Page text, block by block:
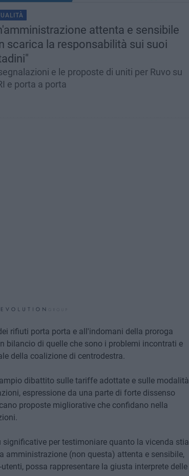
attenta e sensibile
scarica la responsabilità sui suoi
e le proposte di uniti per Ruvo su
e porta a porta
rifiuti porta porta e all'indomani della proroga
bilancio di quelle che sono i problemi incontrati e
della coalizione di centrodestra.
dibattito sulle tariffe adottate e sulle modalità
espressione da una parte di forte dissenso
proposte migliorative che confidano nella
per testimoniare quanto la vicenda stia
amministrazione (non questa) attenta e sensibile,
possa rappresentare la giusta interprete delle